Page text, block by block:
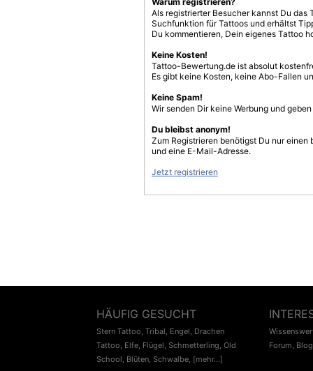
Als registrierter Besucher kannst Du
Suchfunktion für Tattoos und erhältst
Du kommentieren, Dein eigenes Tattoo
Keine Kosten!
Tattoo-Bewertung.de ist absolut
Es gibt keine Kosten, keine Abo-Fallen
Keine Spam!
Wir senden Dir keine Werbung und
Du bleibst anonym!
Zum Registrieren benötigst Du nur einen
und eine E-Mail-Adresse.
Jetzt registrieren
HÄUFIG GESUCHT
Stern Tattoo, Tribal, Engel, Drachen
Tattoo, Elfe, Flügel, Schmetterling, Old
School, Blüten, Schwalbe, [mehr...]
Forum, Blog